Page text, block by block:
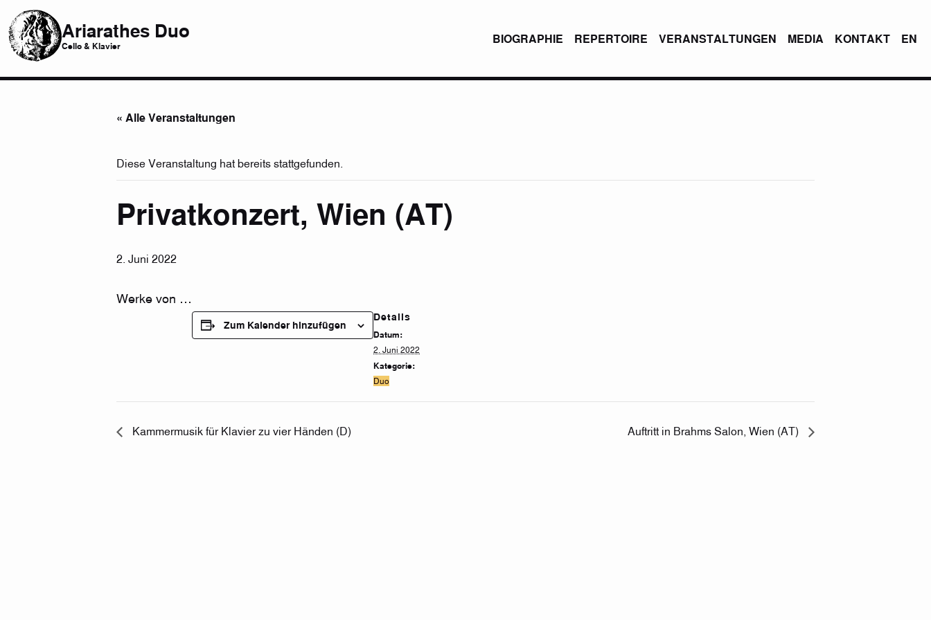
Ariarathes Duo
Cello & Klavier
BIOGRAPHIE REPERTOIRE VERANSTALTUNGEN MEDIA KONTAKT EN
« Alle Veranstaltungen
Diese Veranstaltung hat bereits stattgefunden.
Privatkonzert, Wien (AT)
2. Juni 2022
Werke von …
Zum Kalender hinzufügen
Details
Datum:
2. Juni 2022
Kategorie:
Duo
Kammermusik für Klavier zu vier Händen (D) Auftritt in Brahms Salon, Wien (AT)